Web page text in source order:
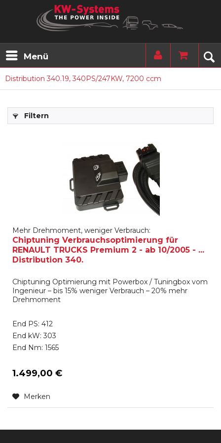
Menü
Distribution 340.19, 340PS/247KW, 7200 ccm
Filtern
Mehr Drehmoment, weniger Verbrauch:
Chiptuning Verbrauchsoptimierung für
RENAULT TRUCKS Premium 2 - ab 10/2005 - ...
Distribution 340.
Chiptuning Optimierung mit Powerbox / Tuningbox vom
Ingenieur – bis 15% weniger Verbrauch – 20% mehr
Drehmoment
End PS: 412
End kW: 303
End Nm: 1565
1.499,00 €
Merken